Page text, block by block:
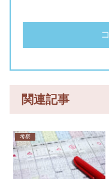
関連記事
考察